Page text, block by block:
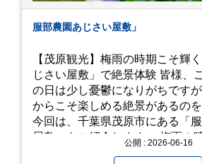
服部農園あじさい屋敷」
【茂原観光】梅雨の時期こそ輝
じさい屋敷」で絶景体験 皆様、
の日は少し憂鬱になりがちです
からこそ楽しめる絶景があるの
今回は、千葉県茂原市にある「
屋敷」をご紹介します。 梅雨の
公開 : 2026-06-16